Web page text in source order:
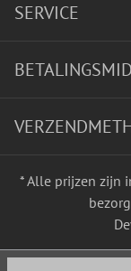
SERVICE
* Alle prijzen zijn